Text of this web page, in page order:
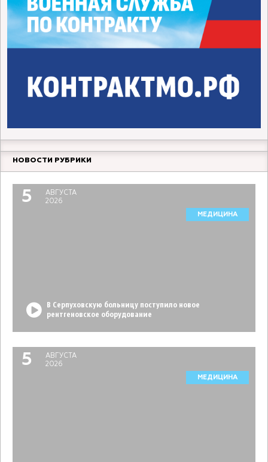
НОВОСТИ РУБРИКИ
5
АВГУСТА
2026
МЕДИЦИНА
В Серпуховскую больницу поступило новое
рентгеновское оборудование
5
АВГУСТА
2026
МЕДИЦИНА